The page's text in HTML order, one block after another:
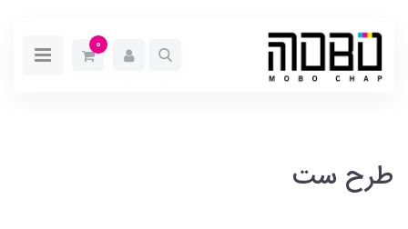
0
طرح ست